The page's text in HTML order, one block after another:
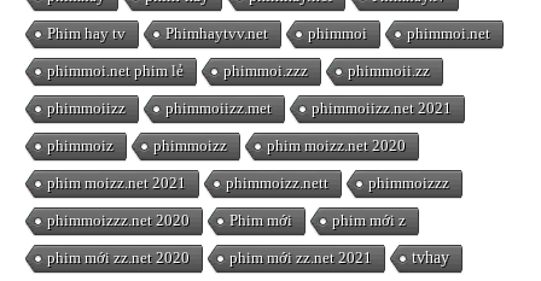
Phim hay tv Phimhaytvv.net phimmoi phimmoi.net
phimmoi.net phim lẻ phimmoi.zzz phimmoii.zz
phimmoiizz phimmoiizz.met phimmoiizz.net 2021
phimmoiz phimmoizz phim moizz.net 2020
phim moizz.net 2021 phimmoizz.nett phimmoizzz
phimmoizzz.net 2020 Phim mới phim mới z
phim mới zz.net 2020 phim mới zz.net 2021 tvhay